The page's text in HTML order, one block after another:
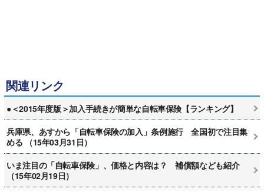
関連リンク
●＜2015年度版＞加入手続きが簡単な自転車保険【ランキング】
兵庫県、あすから「自転車保険の加入」条例施行 全国初で注目集
める （15年03月31日）
いま注目の「自転車保険」、価格と内容は？ 補償額なども紹介
（15年02月19日）